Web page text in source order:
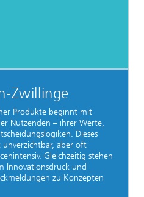
Zwillinge
Produkte beginnt mit
Nutzenden – ihrer Werte,
Dieses
unverzichtbar, aber oft
Gleichzeitig stehen
Innovationsdruck und
zu Konzepten